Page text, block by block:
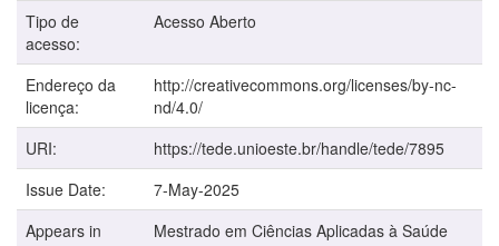
Tipo de
acesso:
Acesso Aberto
Endereço da
licença:
http://creativecommons.org/licenses/by-nc-
nd/4.0/
URI:
https://tede.unioeste.br/handle/tede/7895
Issue Date:
7-May-2025
Appears in
Mestrado em Ciências Aplicadas à Saúde